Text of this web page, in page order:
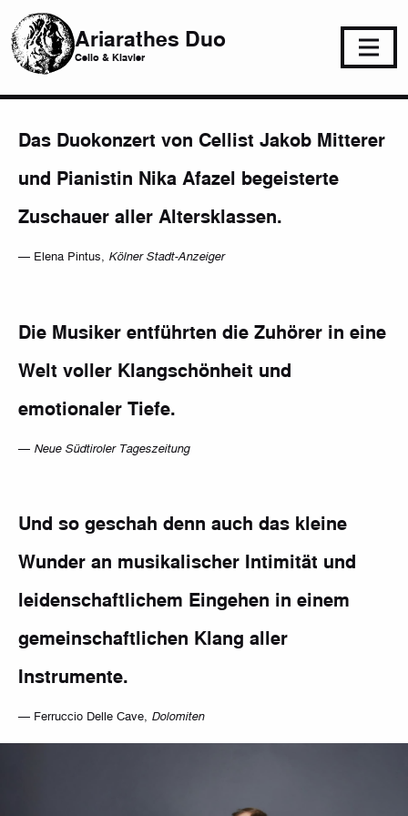
Ariarathes Duo
Cello & Klavier
Pressespiegel
Das Duokonzert von Cellist Jakob Mitterer
und Pianistin Nika Afazel begeisterte
Zuschauer aller Altersklassen.
— Elena Pintus, Kölner Stadt-Anzeiger
Die Musiker entführten die Zuhörer in eine
Welt voller Klangschönheit und
emotionaler Tiefe.
— Neue Südtiroler Tageszeitung
Und so geschah denn auch das kleine
Wunder an musikalischer Intimität und
leidenschaftlichem Eingehen in einem
gemeinschaftlichen Klang aller
Instrumente.
— Ferruccio Delle Cave, Dolomiten